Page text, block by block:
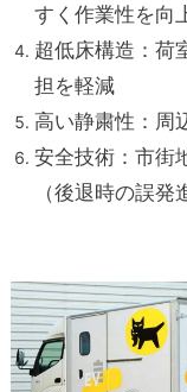
すく作業性を向
超低床構造：荷
担を軽減
高い静粛性：周
安全技術：市街
（後退時の誤発